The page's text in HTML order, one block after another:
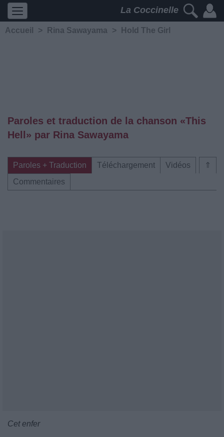
La Coccinelle
Accueil > Rina Sawayama > Hold The Girl
Paroles et traduction de la chanson «This
Hell» par Rina Sawayama
⇑
Paroles + Traduction Téléchargement
Vidéos
Commentaires
Cet enfer